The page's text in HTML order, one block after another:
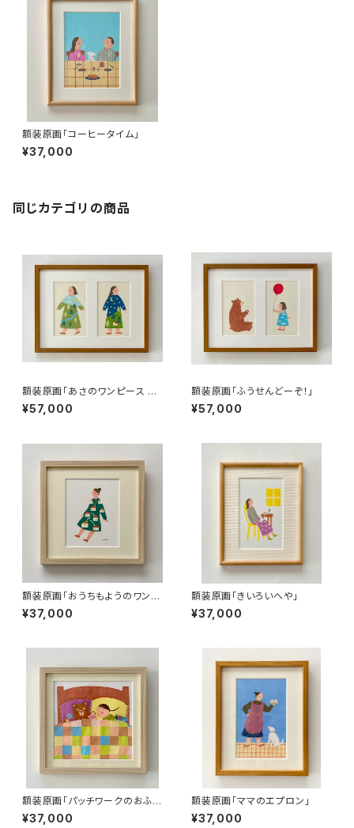
額装原画「コーヒータイム」
¥37,000
同じカテゴリの商品
額装原画「あさのワンピース よ
るのワンピース」
¥57,000
額装原画「ふうせんどーぞ！」
¥57,000
額装原画「おうちもようのワンピ
ース」
¥37,000
額装原画「きいろいへや」
¥37,000
額装原画「パッチワークのおふと
ん」
¥37,000
額装原画「ママのエプロン」
¥37,000